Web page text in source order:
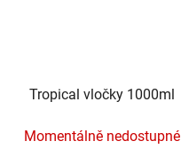
Tropical vločky 1000ml
Momentálně nedostupné